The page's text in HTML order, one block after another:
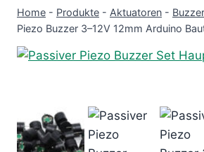
Home - Produkte - Aktuatoren -
Piezo Buzzer 3–12V 12mm Arduino